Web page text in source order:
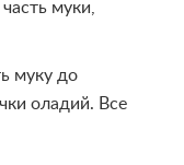
муки,
муку до
оладий. Все